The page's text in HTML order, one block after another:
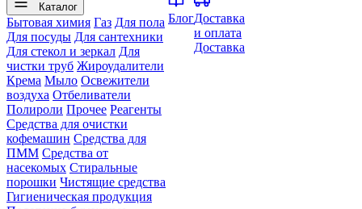
Каталог
Бытовая химия Газ Для пола
Для посуды Для сантехники
Для стекол и зеркал Для
чистки труб Жироудалители
Крема Мыло Освежители
воздуха Отбеливатели
Полироли Прочее Реагенты
Средства для очистки
кофемашин Средства для
ПММ Средства от
насекомых Стиральные
порошки Чистящие средства
Гигиеническая продукция
БлогДоставка
и оплата
Доставка